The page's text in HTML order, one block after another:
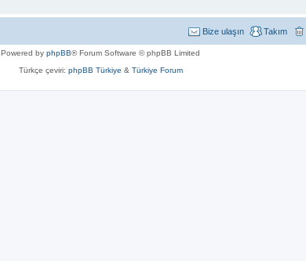
Takım
Bize ulaşın
Powered by phpBB® Forum Software © phpBB Limited
Türkçe çeviri: phpBB Türkiye & Türkiye Forum